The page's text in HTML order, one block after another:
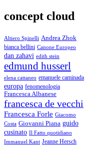
concept cloud
Altiero Spinelli Andrea Zhok
bianca bellini Canone Europeo
dan zahavi edith stein
edmund husserl
elena cattaneo emanuele caminada
europa fenomenologia
Francesca Albanese
francesca de vecchi
Francesca Forle Giacomo
Costa Giovanni Piana guido
cusinato Il Fatto quotidiano
Immanuel Kant Jeanne Hersch